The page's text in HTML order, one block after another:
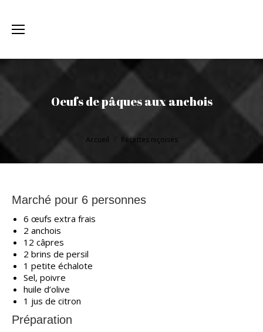
Oeufs de pâques aux anchois
Vous êtes ici : Accueil Recettes niçoises
Marché pour 6 personnes
6 œufs extra frais
2 anchois
12 câpres
2 brins de persil
1 petite échalote
Sel, poivre
huile d’olive
1 jus de citron
Préparation